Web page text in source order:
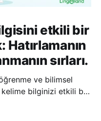
etkili bir
sırları.
ve bilimsel
bilginizi etkili bir
şekilde iletişim